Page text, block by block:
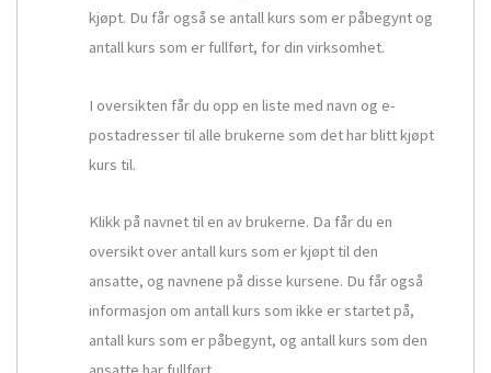
kjøpt. Du får også se antall kurs som er påbegynt og
antall kurs som er fullført, for din virksomhet.
I oversikten får du opp en liste med navn og e-
postadresser til alle brukerne som det har blitt kjøpt
kurs til.
Klikk på navnet til en av brukerne. Da får du en
oversikt over antall kurs som er kjøpt til den
ansatte, og navnene på disse kursene. Du får også
informasjon om antall kurs som ikke er startet på,
antall kurs som er påbegynt, og antall kurs som den